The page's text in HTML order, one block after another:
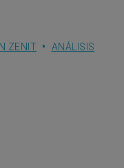
ZENIT ANÁLISIS